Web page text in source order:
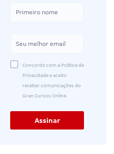
Concordo com a Política de
Privacidade e aceito
receber comunicações do
Gran Cursos Online.